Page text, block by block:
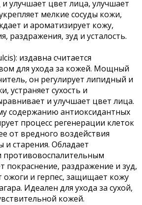
улучшает цвет лица, улучшает
мелкие сосуды кожи,
и ароматизирует кожу,
раздражения, зуд и усталость.
издавна считается
для ухода за кожей. Мощный
он регулирует липидный и
устраняет сухость и
и улучшает цвет лица.
содержанию антиоксидантных
процесс регенерации клеток
от вредного воздействия
старения. Обладает
противовоспалительным
покраснение, раздражение и зуд,
ожоги и герпес, защищает кожу
Идеален для ухода за сухой,
кожей.